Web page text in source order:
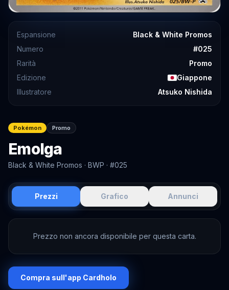
Espansione
Black & White Promos
Numero
#025
Rarità
Promo
Edizione
Giappone
Illustratore
Atsuko Nishida
Pokémon Promo
Emolga
Black & White Promos · BWP · #025
Prezzi Grafico Annunci
Prezzo non ancora disponibile per questa carta.
Compra sull'app Cardholo